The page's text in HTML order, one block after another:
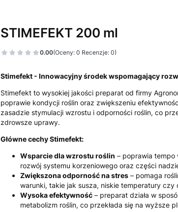
STIMEFEKT 200 ml
0.00(Oceny: 0 Recenzje: 0)
Stimefekt - Innowacyjny środek wspomagający
Stimefekt to wysokiej jakości preparat od firmy
poprawie kondycji roślin oraz zwiększeniu
zasadzie stymulacji wzrostu i odporności roślin, co
zdrowsze uprawy.
Główne cechy Stimefekt:
Wsparcie dla wzrostu roślin – poprawia tempo
rozwój systemu korzeniowego oraz części
Zwiększona odporność na stres – pomaga
warunki, takie jak susza, niskie temperatury czy
Wysoka efektywność – preparat działa w
metabolizm roślin, co przekłada się na wyższe